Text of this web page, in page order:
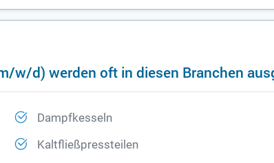
w/d) werden oft in diesen Branchen
Dampfkesseln
Kaltfließpressteilen